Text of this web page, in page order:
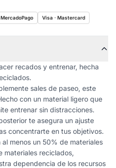
MercadoPago Visa · Mastercard
recados y entrenar, hecha
sales de paseo, este
con un material ligero que
entrenar sin distracciones.
te asegura un ajuste
concentrarte en tus objetivos.
menos un 50% de materiales
materiales reciclados,
dependencia de los recursos